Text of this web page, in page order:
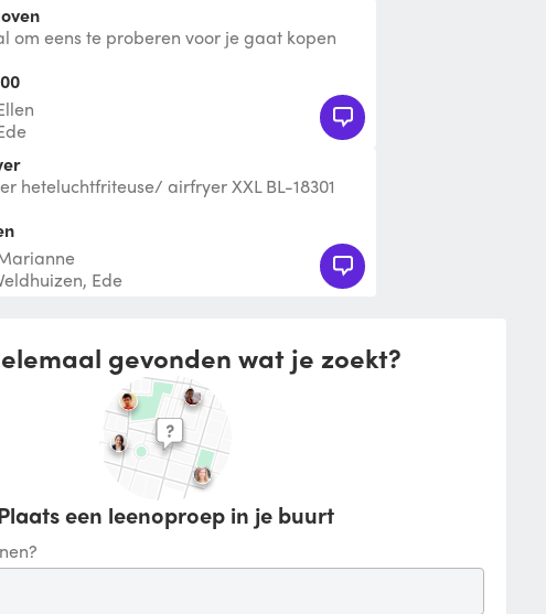
om eens te proberen voor je gaat kopen
Ellen
heteluchtfriteuse/ airfryer XXL BL-18301
Marianne
Ede
gevonden wat je zoekt?
een leenoproep in je buurt